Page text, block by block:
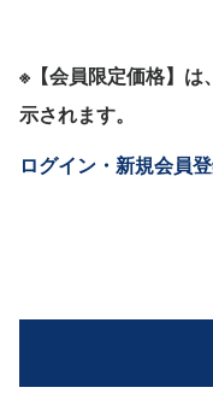
※【会員限定価格】は、
示されます。
ログイン・新規会員